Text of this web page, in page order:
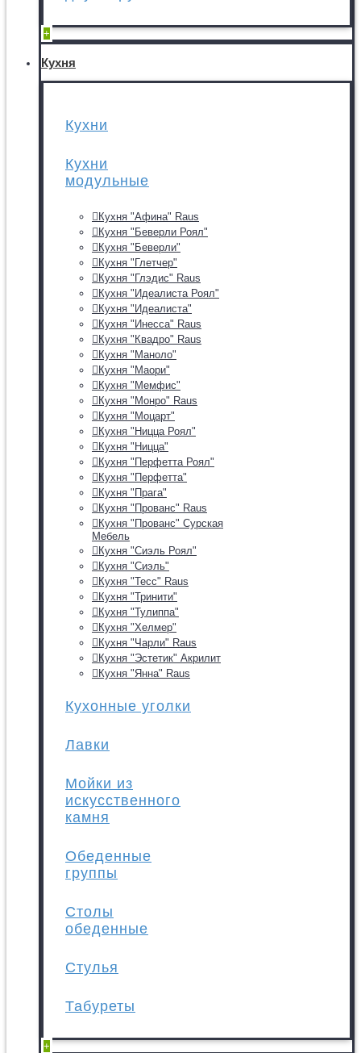
+
Кухня
Кухни
Кухни
модульные
Кухня "Афина" Raus
Кухня "Беверли Роял"
Кухня "Беверли"
Кухня "Глетчер"
Кухня "Глэдис" Raus
Кухня "Идеалиста Роял"
Кухня "Идеалиста"
Кухня "Инесса" Raus
Кухня "Квадро" Raus
Кухня "Маноло"
Кухня "Маори"
Кухня "Мемфис"
Кухня "Монро" Raus
Кухня "Моцарт"
Кухня "Ницца Роял"
Кухня "Ницца"
Кухня "Перфетта Роял"
Кухня "Перфетта"
Кухня "Прага"
Кухня "Прованс" Raus
Кухня "Прованс" Сурская
Мебель
Кухня "Сиэль Роял"
Кухня "Сиэль"
Кухня "Тесс" Raus
Кухня "Тринити"
Кухня "Тулиппа"
Кухня "Хелмер"
Кухня "Чарли" Raus
Кухня "Эстетик" Акрилит
Кухня "Янна" Raus
Кухонные уголки
Лавки
Мойки из
искусственного
камня
Обеденные
группы
Столы
обеденные
Стулья
Табуреты
+